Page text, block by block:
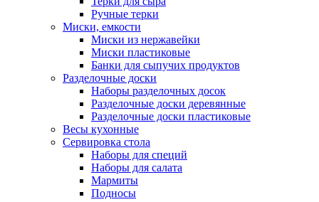
Ручные терки
Миски, емкости
Миски из нержавейки
Миски пластиковые
Банки для сыпучих продуктов
Разделочные доски
Наборы разделочных досок
Разделочные доски деревянные
Разделочные доски пластиковые
Весы кухонные
Сервировка стола
Наборы для специй
Наборы для салата
Мармиты
Подносы